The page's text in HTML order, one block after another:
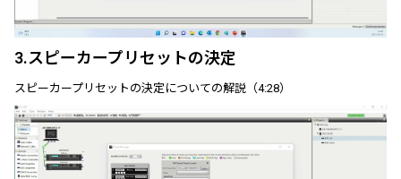
3.スピーカープリセットの決定
スピーカープリセットの決定についての解説（4:28）